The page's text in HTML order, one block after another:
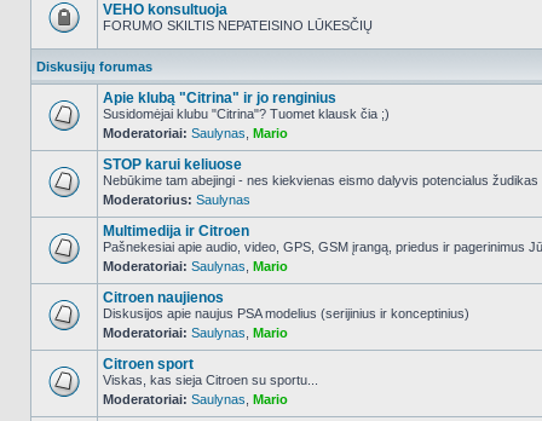
užrakintas
VEHO konsultuoja
FORUMO SKILTIS NEPATEISINO LŪKESČIŲ
Diskusijų forumas
NO_UNREAD_POSTS
Apie klubą "Citrina" ir jo renginius
Susidomėjai klubu "Citrina"? Tuomet klausk čia ;)
Moderatoriai: Saulynas Mario
NO_UNREAD_POSTS
STOP karui keliuose
Nebūkime tam abejingi - nes kiekvienas eismo dalyvis potencialus žudikas
Moderatorius: Saulynas
NO_UNREAD_POSTS
Multimedija ir Citroen
Pašnekesiai apie audio, video, GPS, GSM įrangą, priedus ir pagerinimus
Moderatoriai: Saulynas Mario
NO_UNREAD_POSTS
Citroen naujienos
Diskusijos apie naujus PSA modelius (serijinius ir konceptinius)
Moderatoriai: Saulynas Mario
NO_UNREAD_POSTS
Citroen sport
Viskas, kas sieja Citroen su sportu...
Moderatoriai: Saulynas Mario